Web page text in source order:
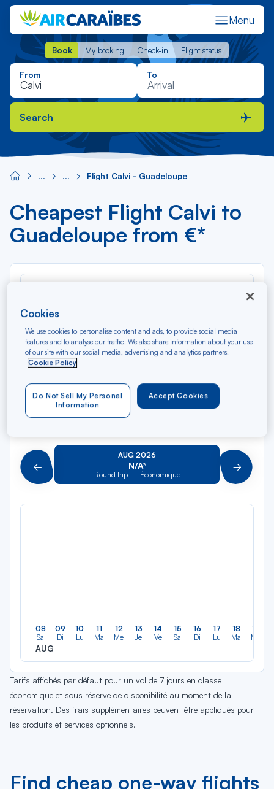
Menu
Book My booking Check-in Flight status
Book My booking Check-in Flight status
From To
Search
Flight Calvi - Guadeloupe
Cheapest Flight Calvi to
Guadeloupe from €*
To
Arriving at
Type of travel
Round trip One way
Précédent
AUG 2026
N/A*
Round trip — Économique Suivant
08
Sa
AUG
09
Di
10
Lu
11
Ma
12
Me
13
Je
14
Ve
15
Sa
16
Di
17
Lu
18
Ma
19
Me
Tarifs affichés par défaut pour un vol de 7 jours en classe
économique et sous réserve de disponibilité au moment de la
réservation. Des frais supplémentaires peuvent être appliqués pour
les produits et services optionnels.
Find cheap one-way flights
Cookies
We use cookies to personalise content and ads, to provide social media
features and to analyse our traffic. We also share information about your use
of our site with our social media, advertising and analytics partners.
Cookie Policy
Accept Cookies
Do Not Sell My Personal
Information